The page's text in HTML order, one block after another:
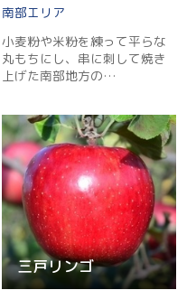
南部
小麦粉や米粉を練って平らな
丸もちにし、串に刺して焼き
上げた南部地方の…
三戸リンゴ